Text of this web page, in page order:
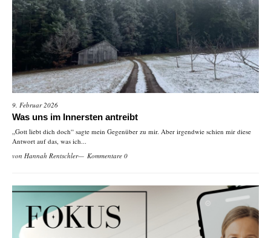
9. Februar 2026
Was uns im Innersten antreibt
„Gott liebt dich doch“ sagte mein Gegenüber zu mir. Aber irgendwie schien mir diese
Antwort auf das, was ich...
von Hannah Rentschler Kommentare 0